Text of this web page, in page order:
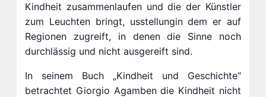
Kindheit zusammenlaufen und die der Künstler
zum Leuchten bringt, usstellungin dem er auf
Regionen zugreift, in denen die Sinne noch
durchlässig und nicht ausgereift sind.
In seinem Buch „Kindheit und Geschichte“
betrachtet Giorgio Agamben die Kindheit nicht